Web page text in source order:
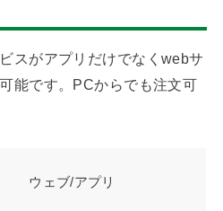
スがアプリだけでなくwebサ
能です。PCからでも注文可
ウェブ/アプリ